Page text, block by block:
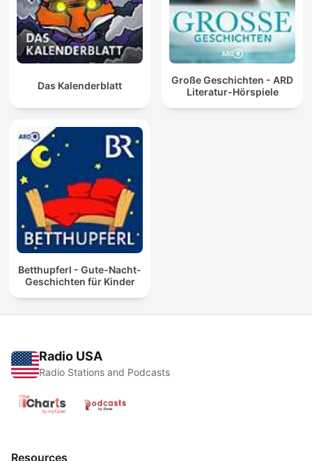
Das Kalenderblatt
Große Geschichten - ARD
Literatur-Hörspiele
Betthupferl - Gute-Nacht-
Geschichten für Kinder
Radio USA
Radio Stations and Podcasts
Resources